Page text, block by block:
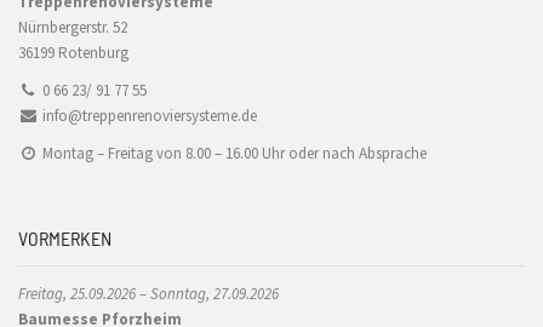
Nürnbergerstr. 52
36199 Rotenburg
0 66 23/ 91 77 55
info@treppenrenoviersysteme.de
Montag – Freitag von 8.00 – 16.00 Uhr oder nach Absprache
VORMERKEN
Freitag, 25.09.2026 – Sonntag, 27.09.2026
Baumesse Pforzheim